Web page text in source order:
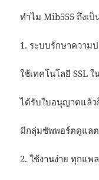
ทำไม Mib555 ถึงเ
1. ระบบรักษาความ
ใช้เทคโนโลยี SSL
ได้รับใบอนุญาตแล้ว
มีกลุ่มซัพพอร์ตดูแล
2. ใช้งานง่าย ทุกแพ